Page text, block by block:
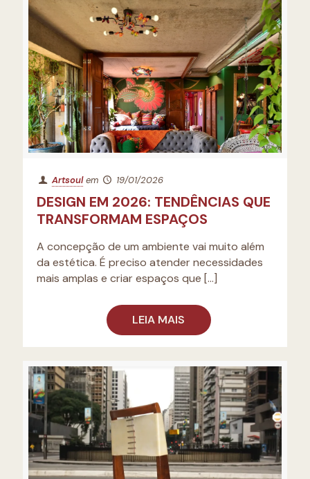
Artsoul em 19/01/2026
DESIGN EM 2026: TENDÊNCIAS QUE
TRANSFORMAM ESPAÇOS
A concepção de um ambiente vai muito além
da estética. É preciso atender necessidades
mais amplas e criar espaços que […]
LEIA MAIS